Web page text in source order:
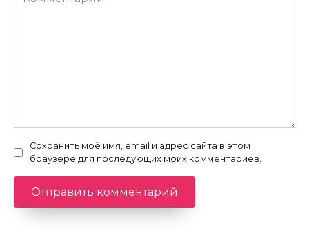
Сохранить моё имя, email и адрес сайта в этом
браузере для последующих моих комментариев.